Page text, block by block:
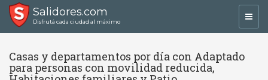
Salidores.com
Disfrutá cada ciudad al máximo
Casas y departamentos por día con Adaptado
para personas con movilidad reducida,